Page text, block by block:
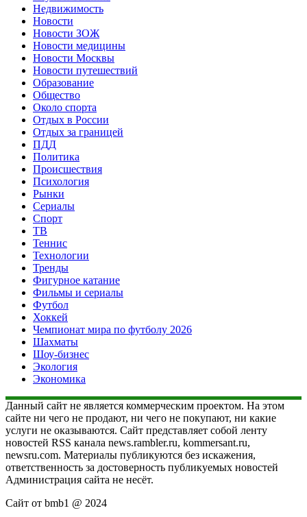
Недвижимость
Новости
Новости ЗОЖ
Новости медицины
Новости Москвы
Новости путешествий
Образование
Общество
Около спорта
Отдых в России
Отдых за границей
ПДД
Политика
Происшествия
Психология
Рынки
Сериалы
Спорт
ТВ
Теннис
Технологии
Тренды
Фигурное катание
Фильмы и сериалы
Футбол
Хоккей
Чемпионат мира по футболу 2026
Шахматы
Шоу-бизнес
Экология
Экономика
Данный сайт не является коммерческим проектом. На этом
сайте ни чего не продают, ни чего не покупают, ни какие
услуги не оказываются. Сайт представляет собой ленту
новостей RSS канала news.rambler.ru, kommersant.ru,
newsru.com. Материалы публикуются без искажения,
ответственность за достоверность публикуемых новостей
Администрация сайта не несёт.
Сайт от bmb1 @ 2024